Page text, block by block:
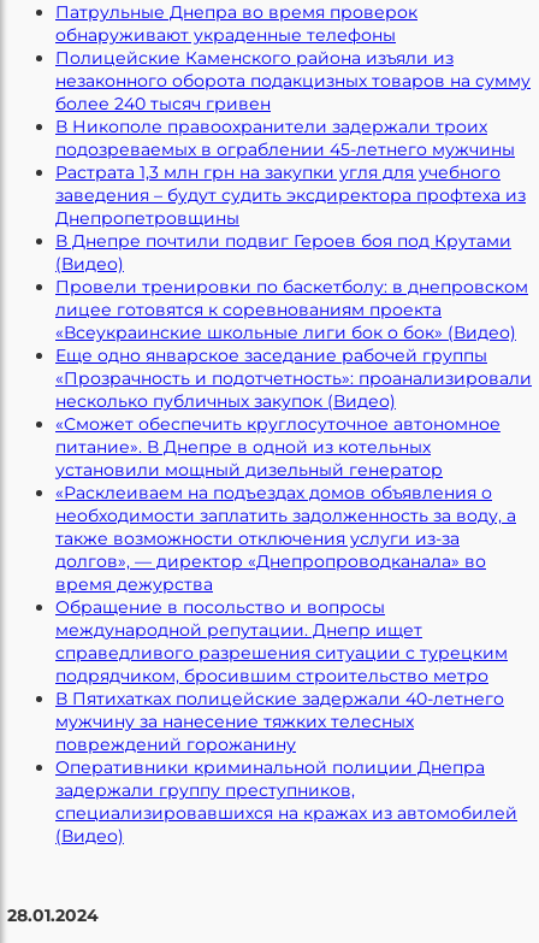
Патрульные Днепра во время проверок
обнаруживают украденные телефоны
Полицейские Каменского района изъяли из
незаконного оборота подакцизных товаров на сумму
более 240 тысяч гривен
В Никополе правоохранители задержали троих
подозреваемых в ограблении 45-летнего мужчины
Растрата 1,3 млн грн на закупки угля для учебного
заведения – будут судить эксдиректора профтеха из
Днепропетровщины
В Днепре почтили подвиг Героев боя под Крутами
(Видео)
Провели тренировки по баскетболу: в днепровском
лицее готовятся к соревнованиям проекта
«Всеукраинские школьные лиги бок о бок» (Видео)
Еще одно январское заседание рабочей группы
«Прозрачность и подотчетность»: проанализировали
несколько публичных закупок (Видео)
«Сможет обеспечить круглосуточное автономное
питание». В Днепре в одной из котельных
установили мощный дизельный генератор
«Расклеиваем на подъездах домов объявления о
необходимости заплатить задолженность за воду, а
также возможности отключения услуги из-за
долгов», — директор «Днепропроводканала» во
время дежурства
Обращение в посольство и вопросы
международной репутации. Днепр ищет
справедливого разрешения ситуации с турецким
подрядчиком, бросившим строительство метро
В Пятихатках полицейские задержали 40-летнего
мужчину за нанесение тяжких телесных
повреждений горожанину
Оперативники криминальной полиции Днепра
задержали группу преступников,
специализировавшихся на кражах из автомобилей
(Видео)
28.01.2024